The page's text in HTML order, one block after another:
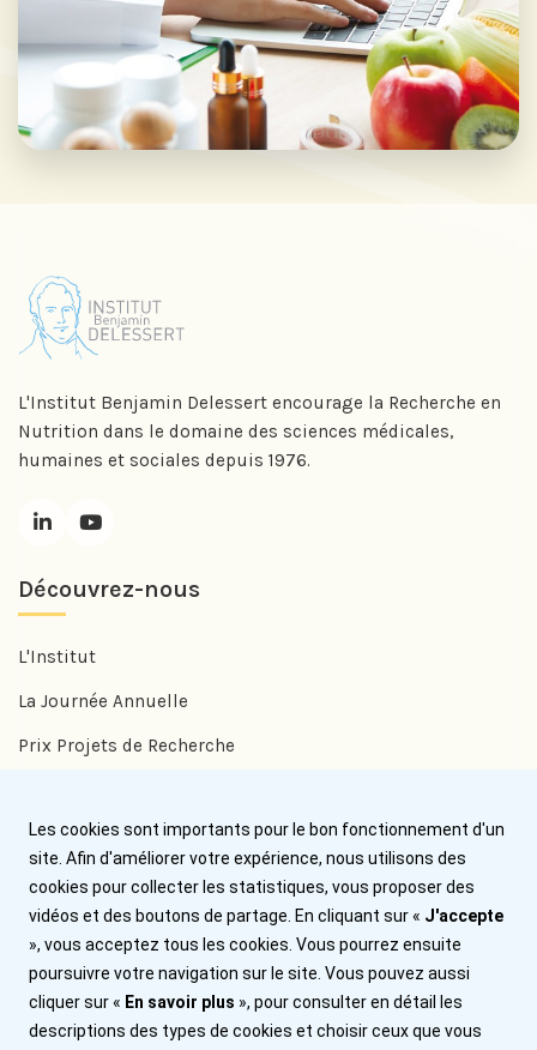
L'Institut Benjamin Delessert encourage la Recherche en
Nutrition dans le domaine des sciences médicales,
humaines et sociales depuis 1976.
Découvrez-nous
L'Institut
La Journée Annuelle
Prix Projets de Recherche
Prix Jean Trémolières
Aide
Nous contacter
Plan du site
Les cookies sont importants pour le bon fonctionnement d'un
site. Afin d'améliorer votre expérience, nous utilisons des
cookies pour collecter les statistiques, vous proposer des
vidéos et des boutons de partage. En cliquant sur « J'accepte
», vous acceptez tous les cookies. Vous pourrez ensuite
poursuivre votre navigation sur le site. Vous pouvez aussi
cliquer sur « En savoir plus », pour consulter en détail les
descriptions des types de cookies et choisir ceux que vous